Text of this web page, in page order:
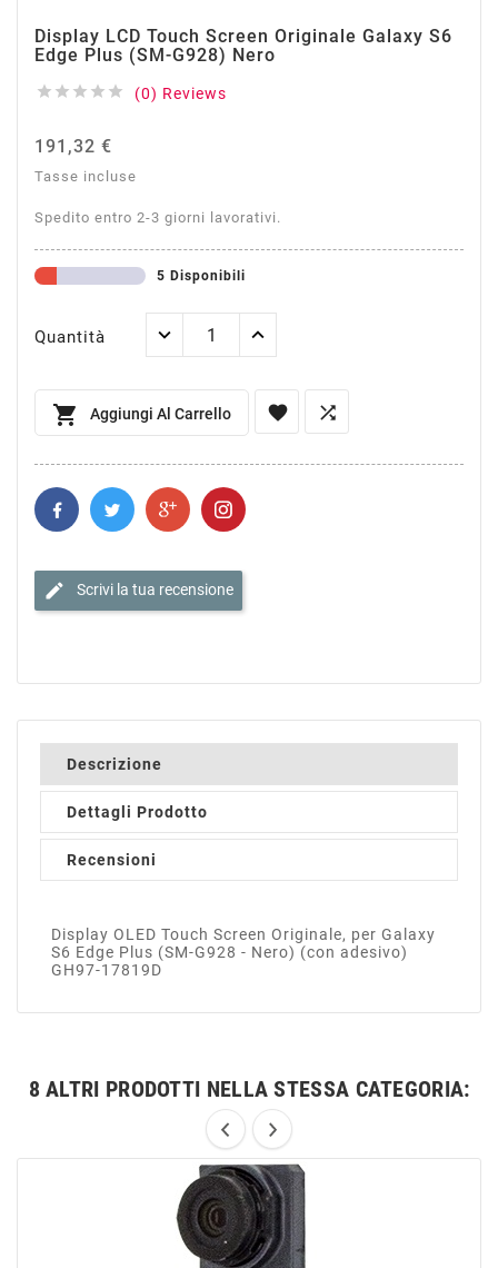
Display LCD Touch Screen Originale Galaxy S6
Edge Plus (SM-G928) Nero
     (0) Reviews
191,32 €
Tasse incluse
Spedito entro 2-3 giorni lavorativi.
5 Disponibili
Quantità
 Aggiungi Al Carrello  
edit Scrivi la tua recensione
Descrizione
Dettagli Prodotto
Recensioni
Display OLED Touch Screen Originale, per Galaxy
S6 Edge Plus (SM-G928 - Nero) (con adesivo)
GH97-17819D
8 ALTRI PRODOTTI NELLA STESSA CATEGORIA: